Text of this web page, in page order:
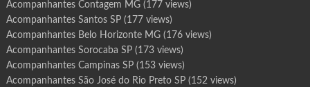
Acompanhantes Contagem MG(177 views)
Acompanhantes Santos SP(177 views)
Acompanhantes Belo Horizonte MG(176 views)
Acompanhantes Sorocaba SP(173 views)
Acompanhantes Campinas SP(153 views)
Acompanhantes São José do Rio Preto SP(152 views)